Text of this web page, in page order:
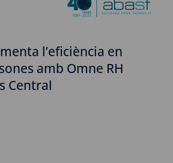
l’eficiència en
amb Omne RH
Central